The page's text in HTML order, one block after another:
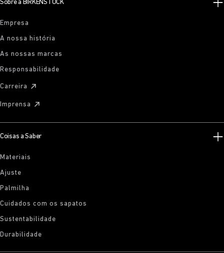
Sobre a BIRKENSTOCK
Empresa
A nossa história
As nossas marcas
Responsabilidade
Carreira
Imprensa
Coisas a Saber
Materiais
Ajuste
Palmilha
Cuidados com os sapatos
Sustentabilidade
Durabilidade